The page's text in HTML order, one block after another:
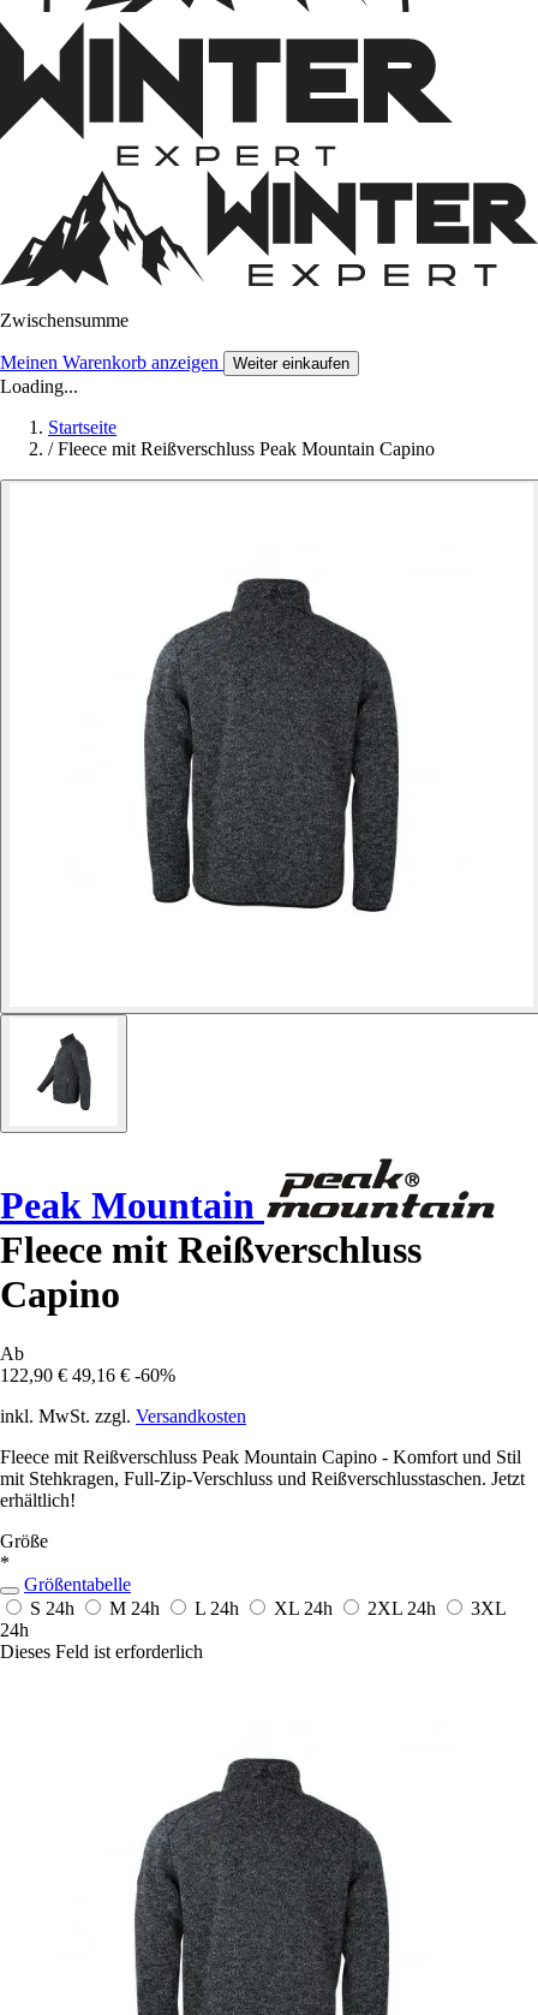
Zwischensumme
Meinen Warenkorb anzeigen Weiter einkaufen
Loading...
Startseite
/ Fleece mit Reißverschluss Peak Mountain Capino
Peak Mountain
Fleece mit Reißverschluss
Capino
Ab
122,90 € 49,16 € -60%
inkl. MwSt. zzgl. Versandkosten
Fleece mit Reißverschluss Peak Mountain Capino - Komfort und Stil
mit Stehkragen, Full-Zip-Verschluss und Reißverschlusstaschen. Jetzt
erhältlich!
Größe
*
Größentabelle
S 24h M 24h L 24h XL 24h 2XL 24h
3XL
24h
Dieses Feld ist erforderlich